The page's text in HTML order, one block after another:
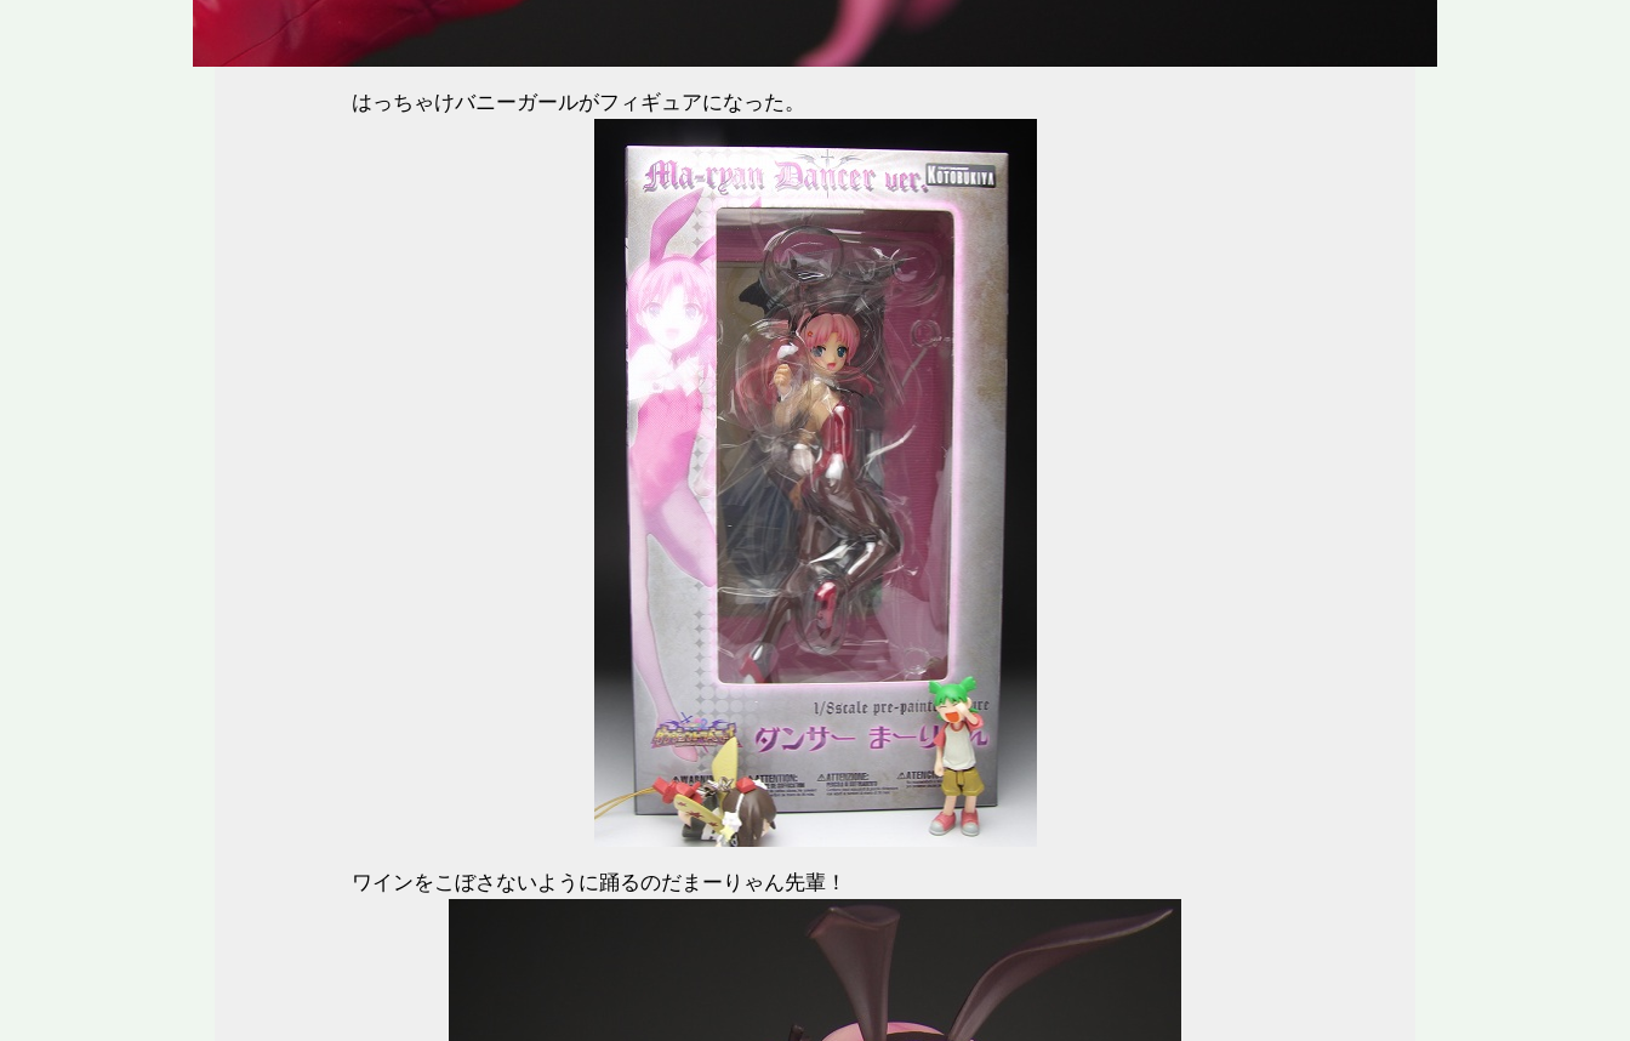
はっちゃけバニーガールがフィギュアになった。
ワインをこぼさないように踊るのだまーりゃん先輩！